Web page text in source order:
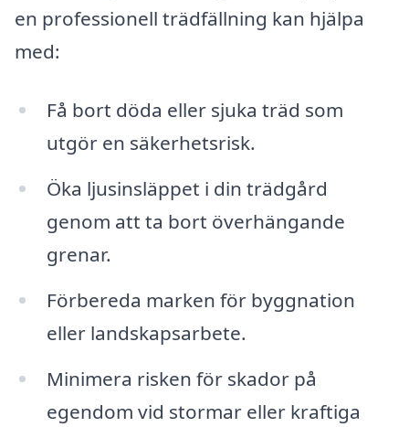
en professionell trädfällning kan hjälpa
med:
Få bort döda eller sjuka träd som
utgör en säkerhetsrisk.
Öka ljusinsläppet i din trädgård
genom att ta bort överhängande
grenar.
Förbereda marken för byggnation
eller landskapsarbete.
Minimera risken för skador på
egendom vid stormar eller kraftiga